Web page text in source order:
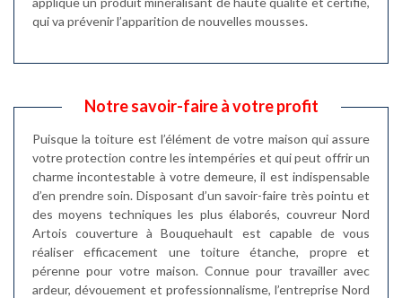
qui va prévenir l’apparition de nouvelles mousses.
Notre savoir-faire à votre profit
Puisque la toiture est l’élément de votre maison qui assure
votre protection contre les intempéries et qui peut offrir un
charme incontestable à votre demeure, il est indispensable
d’en prendre soin. Disposant d’un savoir-faire très pointu et
des moyens techniques les plus élaborés, couvreur Nord
Artois couverture à Bouquehault est capable de vous
réaliser efficacement une toiture étanche, propre et
pérenne pour votre maison. Connue pour travailler avec
ardeur, dévouement et professionnalisme, l’entreprise Nord